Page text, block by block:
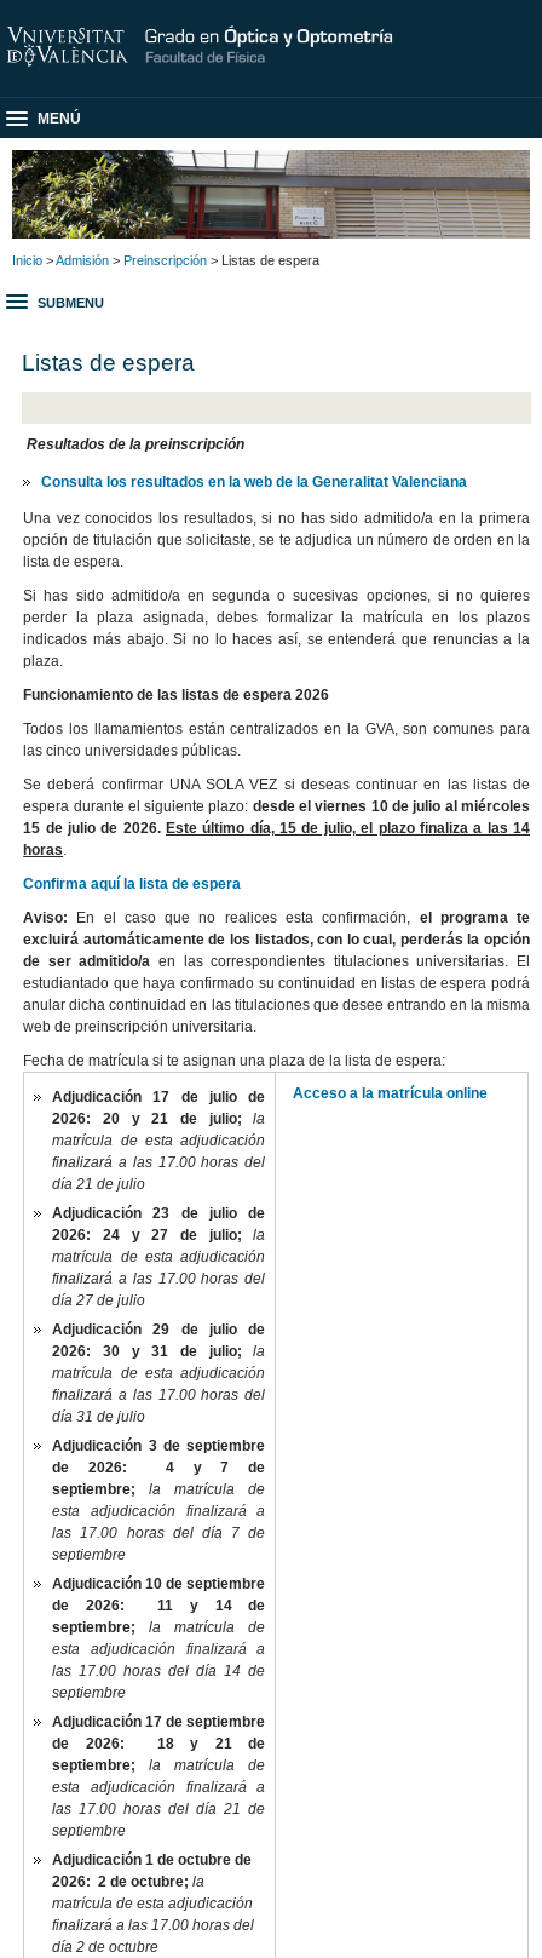
MENÚ
Inicio >Admisión > Preinscripción > Listas de espera
SUBMENU
Listas de espera
Resultados de la preinscripción
Consulta los resultados en la web de la Generalitat Valenciana
Una vez conocidos los resultados, si no has sido admitido/a en la primera
opción de titulación que solicitaste, se te adjudica un número de orden en la
lista de espera.
Si has sido admitido/a en segunda o sucesivas opciones, si no quieres
perder la plaza asignada, debes formalizar la matrícula en los plazos
indicados más abajo. Si no lo haces así, se entenderá que renuncias a la
plaza.
Funcionamiento de las listas de espera 2026
Todos los llamamientos están centralizados en la GVA, son comunes para
las cinco universidades públicas.
Se deberá confirmar UNA SOLA VEZ si deseas continuar en las listas de
espera durante el siguiente plazo: desde el viernes 10 de julio al miércoles
15 de julio de 2026. Este último día, 15 de julio, el plazo finaliza a las 14
horas.
Confirma aquí la lista de espera
Aviso: En el caso que no realices esta confirmación, el programa te
excluirá automáticamente de los listados, con lo cual, perderás la opción
de ser admitido/a en las correspondientes titulaciones universitarias. El
estudiantado que haya confirmado su continuidad en listas de espera podrá
anular dicha continuidad en las titulaciones que desee entrando en la misma
web de preinscripción universitaria.
Fecha de matrícula si te asignan una plaza de la lista de espera:
Adjudicación 17 de julio de
2026: 20 y 21 de julio;la
matrícula de esta adjudicación
finalizará a las 17.00 horas del
día 21 de julio
Adjudicación 23 de julio de
2026: 24 y 27 de julio;la
matrícula de esta adjudicación
finalizará a las 17.00 horas del
día 27 de julio
Adjudicación 29 de julio de
2026: 30 y 31 de julio;la
matrícula de esta adjudicación
finalizará a las 17.00 horas del
día 31 de julio
Adjudicación 3 de septiembre
de 2026: 4 y 7 de
septiembre;la matrícula de
esta adjudicación finalizará a
las 17.00 horas del día 7 de
septiembre
Adjudicación 10 de septiembre
de 2026: 11 y 14 de
septiembre;la matrícula de
esta adjudicación finalizará a
las 17.00 horas del día 14 de
septiembre
Adjudicación 17 de septiembre
de 2026: 18 y 21 de
septiembre;la matrícula de
esta adjudicación finalizará a
las 17.00 horas del día 21 de
septiembre
Adjudicación 1 de octubre de
2026: 2 de octubre;la
matrícula de esta adjudicación
finalizará a las 17.00 horas del
día 2 de octubre
Acceso a la matrícula online